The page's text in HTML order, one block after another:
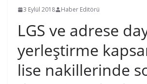
3 Eylül 2018 Haber Editörü
LGS ve adrese
yerleştirme
lise nakillerinde